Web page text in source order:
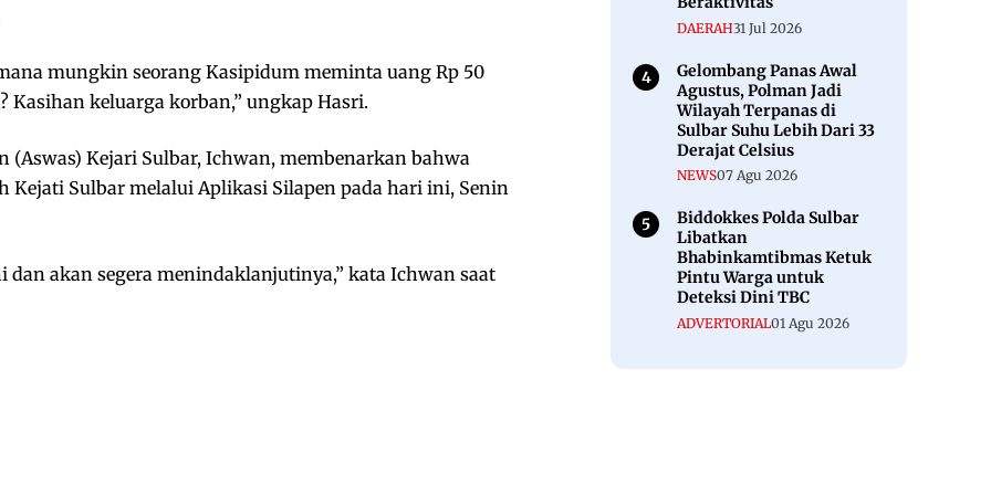
mungkin seorang Kasipidum meminta uang Rp 50
keluarga korban,” ungkap Hasri.
(Aswas) Kejari Sulbar, Ichwan, membenarkan bahwa
Kejati Sulbar melalui Aplikasi Silapen pada hari ini, Senin
akan segera menindaklanjutinya,” kata Ichwan saat
DAERAH31 Jul 2026
Gelombang Panas Awal
Agustus, Polman Jadi
Wilayah Terpanas di
Sulbar Suhu Lebih Dari 33
Derajat Celsius
NEWS07 Agu 2026
Biddokkes Polda Sulbar
Libatkan
Bhabinkamtibmas Ketuk
Pintu Warga untuk
Deteksi Dini TBC
ADVERTORIAL01 Agu 2026